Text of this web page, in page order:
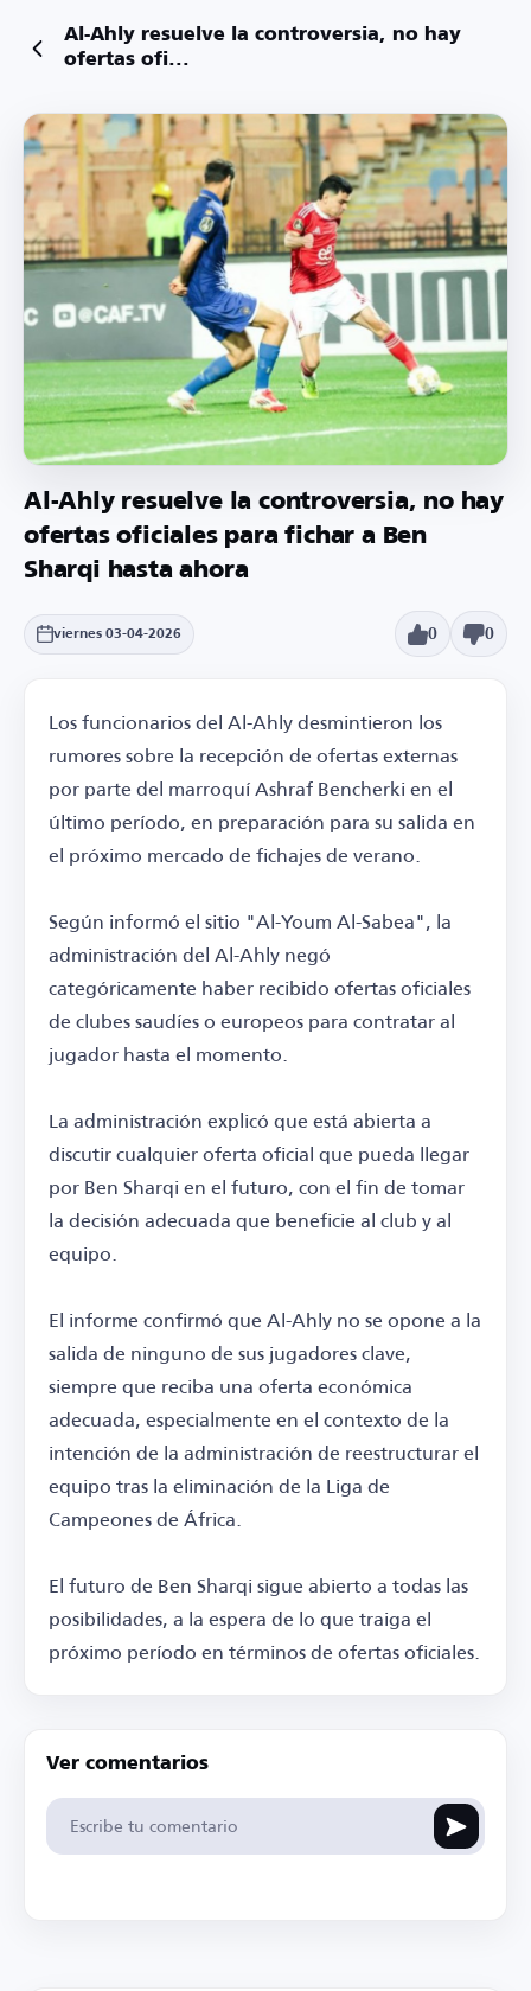
Al-Ahly resuelve la controversia, no hay
ofertas ofi...
Al-Ahly resuelve la controversia, no hay
ofertas oficiales para fichar a Ben
Sharqi hasta ahora
viernes 03-04-2026 0 0
Los funcionarios del Al-Ahly desmintieron los
rumores sobre la recepción de ofertas externas
por parte del marroquí Ashraf Bencherki en el
último período, en preparación para su salida en
el próximo mercado de fichajes de verano.
Según informó el sitio "Al-Youm Al-Sabea", la
administración del Al-Ahly negó
categóricamente haber recibido ofertas oficiales
de clubes saudíes o europeos para contratar al
jugador hasta el momento.
La administración explicó que está abierta a
discutir cualquier oferta oficial que pueda llegar
por Ben Sharqi en el futuro, con el fin de tomar
la decisión adecuada que beneficie al club y al
equipo.
El informe confirmó que Al-Ahly no se opone a la
salida de ninguno de sus jugadores clave,
siempre que reciba una oferta económica
adecuada, especialmente en el contexto de la
intención de la administración de reestructurar el
equipo tras la eliminación de la Liga de
Campeones de África.
El futuro de Ben Sharqi sigue abierto a todas las
posibilidades, a la espera de lo que traiga el
próximo período en términos de ofertas oficiales.
Ver comentarios